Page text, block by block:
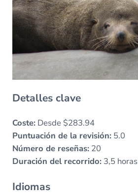
Detalles clave
Coste:Desde $283.94
Puntuación de la revisión:5.0
Número de reseñas:20
Duración del recorrido:3,5 horas
Idiomas